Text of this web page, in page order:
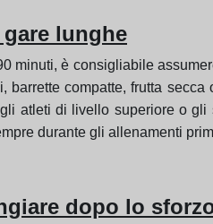
lunghe
minuti, è consigliabile
barrette compatte, frutta
atleti di livello superiore o
durante gli allenamenti
dopo lo